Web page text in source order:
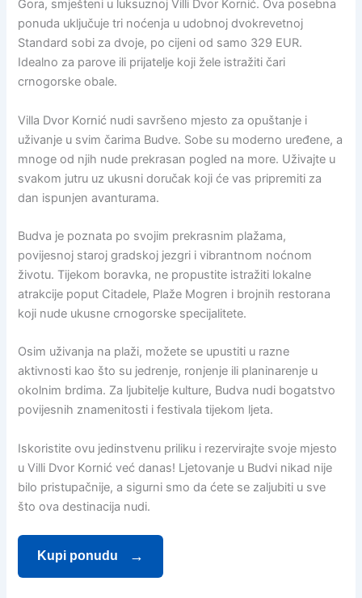
Gora, smješteni u luksuznoj Villi Dvor Kornić. Ova posebna
ponuda uključuje tri noćenja u udobnoj dvokrevetnoj
Standard sobi za dvoje, po cijeni od samo 329 EUR.
Idealno za parove ili prijatelje koji žele istražiti čari
crnogorske obale.
Villa Dvor Kornić nudi savršeno mjesto za opuštanje i
uživanje u svim čarima Budve. Sobe su moderno uređene, a
mnoge od njih nude prekrasan pogled na more. Uživajte u
svakom jutru uz ukusni doručak koji će vas pripremiti za
dan ispunjen avanturama.
Budva je poznata po svojim prekrasnim plažama,
povijesnoj staroj gradskoj jezgri i vibrantnom noćnom
životu. Tijekom boravka, ne propustite istražiti lokalne
atrakcije poput Citadele, Plaže Mogren i brojnih restorana
koji nude ukusne crnogorske specijalitete.
Osim uživanja na plaži, možete se upustiti u razne
aktivnosti kao što su jedrenje, ronjenje ili planinarenje u
okolnim brdima. Za ljubitelje kulture, Budva nudi bogatstvo
povijesnih znamenitosti i festivala tijekom ljeta.
Iskoristite ovu jedinstvenu priliku i rezervirajte svoje mjesto
u Villi Dvor Kornić već danas! Ljetovanje u Budvi nikad nije
bilo pristupačnije, a sigurni smo da ćete se zaljubiti u sve
što ova destinacija nudi.
Kupi ponudu